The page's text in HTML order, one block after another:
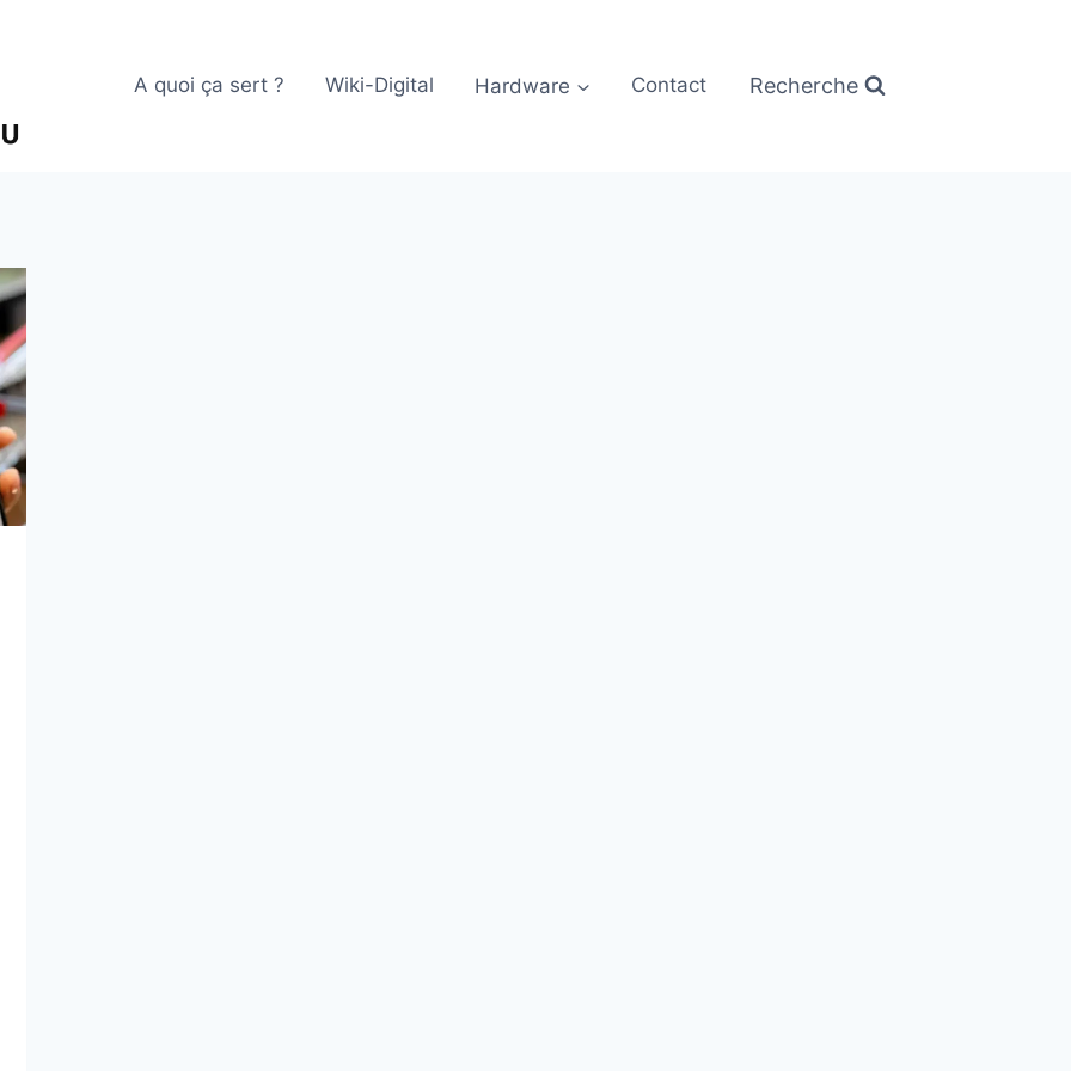
A quoi ça sert ? Wiki-Digital Hardware Contact Recherche